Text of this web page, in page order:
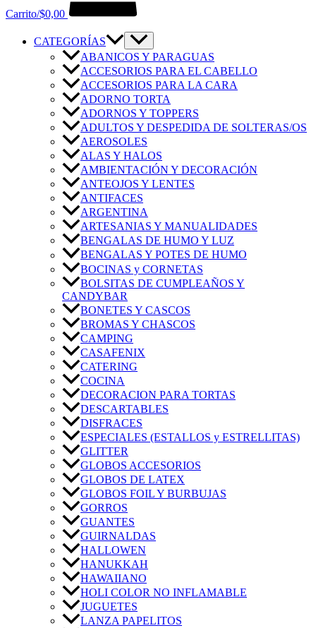
Carrito/$0,00
CATEGORÍAS
ABANICOS Y PARAGUAS
ACCESORIOS PARA EL CABELLO
ACCESORIOS PARA LA CARA
ADORNO TORTA
ADORNOS Y TOPPERS
ADULTOS Y DESPEDIDA DE SOLTERAS/OS
AEROSOLES
ALAS Y HALOS
AMBIENTACIÓN Y DECORACIÓN
ANTEOJOS Y LENTES
ANTIFACES
ARGENTINA
ARTESANIAS Y MANUALIDADES
BENGALAS DE HUMO Y LUZ
BENGALAS Y POTES DE HUMO
BOCINAS y CORNETAS
BOLSITAS DE CUMPLEAÑOS Y
CANDYBAR
BONETES Y CASCOS
BROMAS Y CHASCOS
CAMPING
CASAFENIX
CATERING
COCINA
DECORACION PARA TORTAS
DESCARTABLES
DISFRACES
ESPECIALES (ESTALLOS y ESTRELLITAS)
GLITTER
GLOBOS ACCESORIOS
GLOBOS DE LATEX
GLOBOS FOIL Y BURBUJAS
GORROS
GUANTES
GUIRNALDAS
HALLOWEN
HANUKKAH
HAWAIIANO
HOLI COLOR NO INFLAMABLE
JUGUETES
LANZA PAPELITOS